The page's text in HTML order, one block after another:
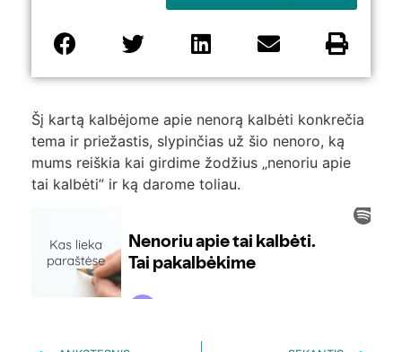
Šį kartą kalbėjome apie nenorą kalbėti konkrečia
tema ir priežastis, slypinčias už šio nenoro, ką
mums reiškia kai girdime žodžius „nenoriu apie
tai kalbėti” ir ką darome toliau.